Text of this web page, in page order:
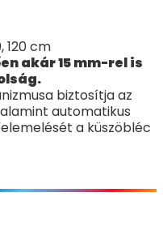
120 cm
akár 15 mm-rel is
biztosítja az
automatikus
a küszöbléc